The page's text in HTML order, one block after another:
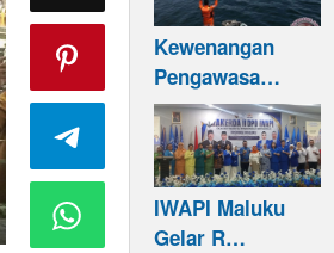
Kewenangan
Pengawasa…
IWAPI Maluku
Gelar R…